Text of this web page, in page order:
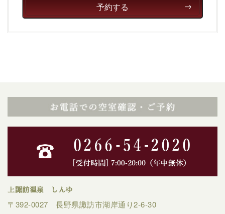
予約する
上諏訪温泉 しんゆ
〒392-0027 長野県諏訪市湖岸通り2-6-30